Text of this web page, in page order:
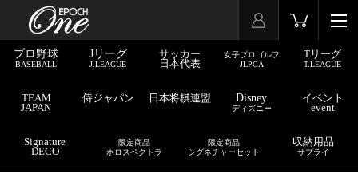
プロ野球
BASEBALL
Jリーグ
J.LEAGUE
サッカー
日本代表
女子プロゴルフ
JLPGA
Tリーグ
T.LEAGUE
TEAM
JAPAN
侍ジャパン 日本将棋連盟 Disney
ディズニー
イベント
event
Signature
DECO
限定商品
ホロスペクトラ
限定商品
シグネチャーセット
収納用品
サプライ